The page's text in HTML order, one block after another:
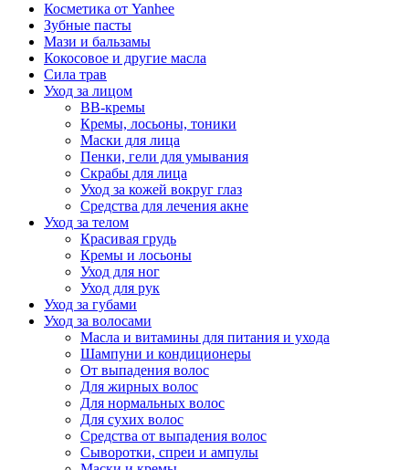
Косметика от Yanhee
Зубные пасты
Мази и бальзамы
Кокосовое и другие масла
Сила трав
Уход за лицом
BB-кремы
Кремы, лосьоны, тоники
Маски для лица
Пенки, гели для умывания
Скрабы для лица
Уход за кожей вокруг глаз
Средства для лечения акне
Уход за телом
Красивая грудь
Кремы и лосьоны
Уход для ног
Уход для рук
Уход за губами
Уход за волосами
Масла и витамины для питания и ухода
Шампуни и кондиционеры
От выпадения волос
Для жирных волос
Для нормальных волос
Для сухих волос
Средства от выпадения волос
Сыворотки, спреи и ампулы